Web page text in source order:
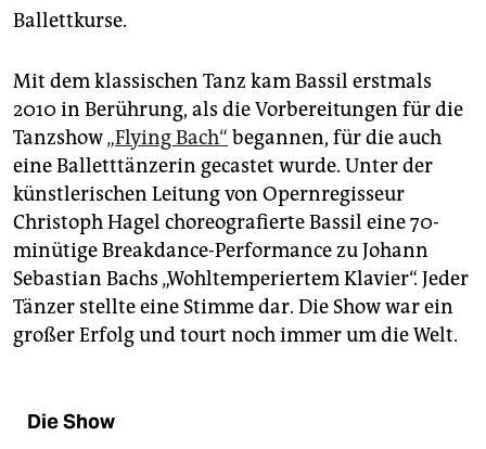
Ballettkurse.
Mit dem klassischen Tanz kam Bassil erstmals
2010 in Berührung, als die Vorbereitungen für die
Tanzshow„Flying Bach“ begannen, für die auch
eine Balletttänzerin gecastet wurde. Unter der
künstlerischen Leitung von Opernregisseur
Christoph Hagel choreografierte Bassil eine 70-
minütige Breakdance-Performance zu Johann
Sebastian Bachs „Wohltemperiertem Klavier“. Jeder
Tänzer stellte eine Stimme dar. Die Show war ein
großer Erfolg und tourt noch immer um die Welt.
Die Show